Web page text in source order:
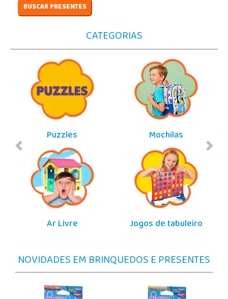
BUSCAR PRESENTES
CATEGORIAS
Puzzles Mochilas
Ar Livre Jogos de tabuleiro
NOVIDADES EM BRINQUEDOS E PRESENTES